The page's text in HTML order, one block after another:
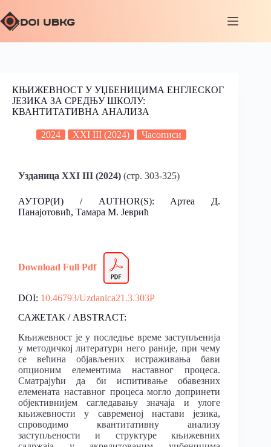
КЊИЖЕВНОСТ У УЏБЕНИЦИМА ЕНГЛЕСКОГ
ЈЕЗИКА ЗА СРЕДЊУ ШКОЛУ:
КВАНТИТАТИВНА АНАЛИЗА
2024 XXI III (2024) Часописи
Узданица XXI III (2024) (стр. 303-325)
АУТОР(И) / AUTHOR(S): Артеа Д.
Панајотовић, Тамара М. Јеврић
Download Full Pdf
DOI: 10.46793/Uzdanica21.3.303P
САЖЕТАК / ABSTRACT:
Књижевност је у последње време заступљенија
у методичкој литератури него раније, при чему
се већина објављених истраживања бави
опционим елементима наставног процеса.
Сматрајући да би испитивање обавезних
елемената наставног процеса могло допринети
објективнијем сагледавању значаја и улоге
књижевности у савременој настави језика,
спроводимо квантитативну анализу
заступљености и структуре књижевних